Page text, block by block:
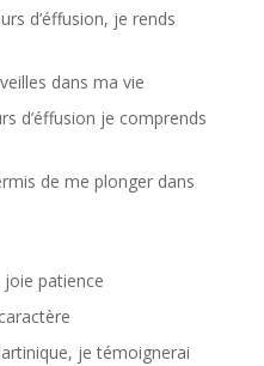
d’éffusion, je rends
dans ma vie
d’éffusion je comprends
de me plonger dans
joie patience
je témoignerai